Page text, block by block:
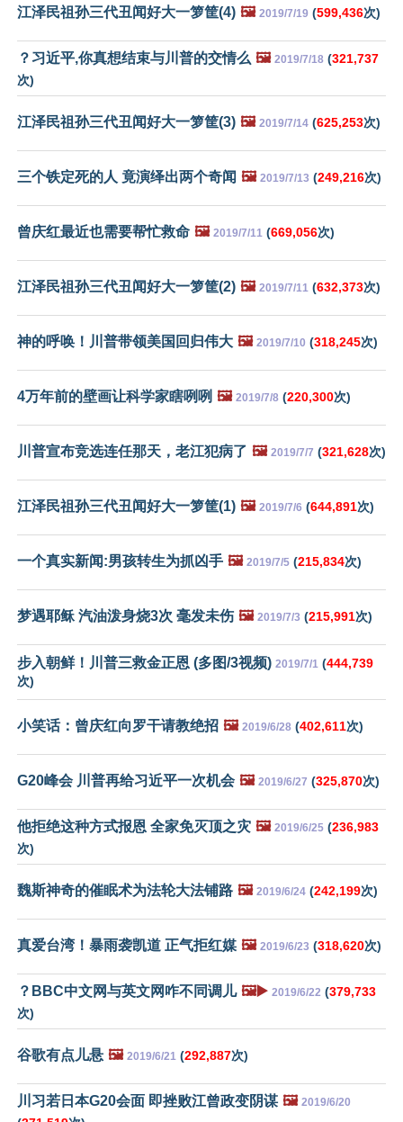
江泽民祖孙三代丑闻好大一箩筐(4) 🖼️ 2019/7/19 (599,436次)
？习近平,你真想结束与川普的交情么 🖼️ 2019/7/18 (321,737
次)
江泽民祖孙三代丑闻好大一箩筐(3) 🖼️ 2019/7/14 (625,253次)
三个铁定死的人 竟演绎出两个奇闻 🖼️ 2019/7/13 (249,216次)
曾庆红最近也需要帮忙救命 🖼️ 2019/7/11 (669,056次)
江泽民祖孙三代丑闻好大一箩筐(2) 🖼️ 2019/7/11 (632,373次)
神的呼唤！川普带领美国回归伟大 🖼️ 2019/7/10 (318,245次)
4万年前的壁画让科学家瞎咧咧 🖼️ 2019/7/8 (220,300次)
川普宣布竞选连任那天，老江犯病了 🖼️ 2019/7/7 (321,628次)
江泽民祖孙三代丑闻好大一箩筐(1) 🖼️ 2019/7/6 (644,891次)
一个真实新闻:男孩转生为抓凶手 🖼️ 2019/7/5 (215,834次)
梦遇耶稣 汽油泼身烧3次 毫发未伤 🖼️ 2019/7/3 (215,991次)
步入朝鲜！川普三救金正恩 (多图/3视频) 2019/7/1 (444,739
次)
小笑话：曾庆红向罗干请教绝招 🖼️ 2019/6/28 (402,611次)
G20峰会 川普再给习近平一次机会 🖼️ 2019/6/27 (325,870次)
他拒绝这种方式报恩 全家免灭顶之灾 🖼️ 2019/6/25 (236,983
次)
魏斯神奇的催眠术为法轮大法铺路 🖼️ 2019/6/24 (242,199次)
真爱台湾！暴雨袭凯道 正气拒红媒 🖼️ 2019/6/23 (318,620次)
？BBC中文网与英文网咋不同调儿 🖼️▶️ 2019/6/22 (379,733
次)
谷歌有点儿悬 🖼️ 2019/6/21 (292,887次)
川习若日本G20会面 即挫败江曾政变阴谋 🖼️ 2019/6/20